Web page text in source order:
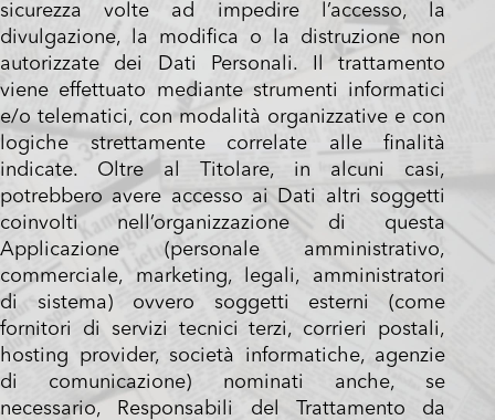
sicurezza volte ad impedire l’accesso, la
divulgazione, la modifica o la distruzione non
autorizzate dei Dati Personali. Il trattamento
viene effettuato mediante strumenti informatici
e/o telematici, con modalità organizzative e con
logiche strettamente correlate alle finalità
indicate. Oltre al Titolare, in alcuni casi,
potrebbero avere accesso ai Dati altri soggetti
coinvolti nell’organizzazione di questa
Applicazione (personale amministrativo,
commerciale, marketing, legali, amministratori
di sistema) ovvero soggetti esterni (come
fornitori di servizi tecnici terzi, corrieri postali,
hosting provider, società informatiche, agenzie
di comunicazione) nominati anche, se
necessario, Responsabili del Trattamento da